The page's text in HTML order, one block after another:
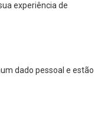
experiência de
dado pessoal e estão